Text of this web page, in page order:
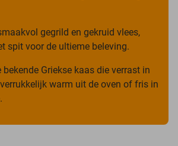
gegrild en gekruid vlees,
spit voor de ultieme beleving.
bekende Griekse kaas die verrast in
warm uit de oven of fris in